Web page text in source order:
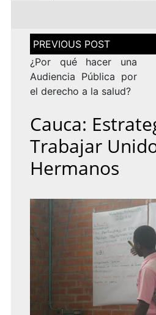
Navegación
de
entradas
¿Por qué hacer una
Audiencia Pública por
el derecho a la salud?
Cauca:
Trabajar
Hermanos